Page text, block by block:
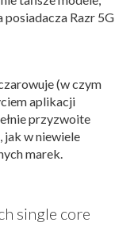
posiadacza Razr 5G
(w czym
aplikacji
przyzwoite
jak w niewiele
marek.
single core